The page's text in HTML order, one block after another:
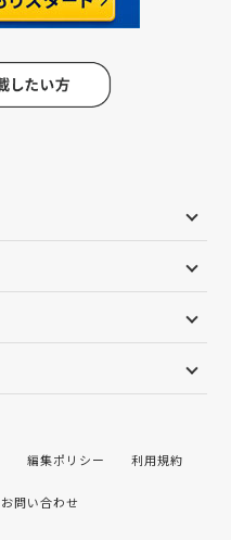
編集ポリシー 利用規約
お問い合わせ